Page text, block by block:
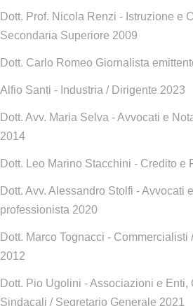
Dott. Prof. Nicola Renzi - Istruzione e
Secondaria Superiore 2009
Dott. Carlo Romeo Giornalista
Alfio Santi - Industria / Dirigente 2023
Dott. Avv. Maria Selva - Avvocati e
2014
Dott. Leo Marino Stacchini - Credito e
Dott. Avv. Alessandro Stolfi - Avvocati
professionista 2020
Dott. Marco Tognacci -
2012
Dott. Pio Ugolini - Associazioni e Enti,
Sindacali / Segretario Generale 2021